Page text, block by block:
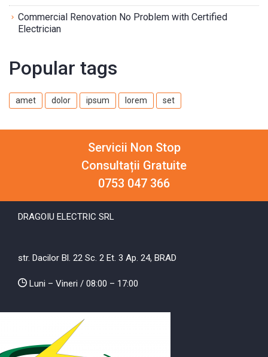
Commercial Renovation No Problem with Certified
Electrician
Popular tags
amet dolor ipsum lorem set
Servicii Non Stop
Consultații Gratuite
0753 047 366
DRAGOIU ELECTRIC SRL
str. Dacilor Bl. 22 Sc. 2 Et. 3 Ap. 24, BRAD
Luni – Vineri / 08:00 – 17:00